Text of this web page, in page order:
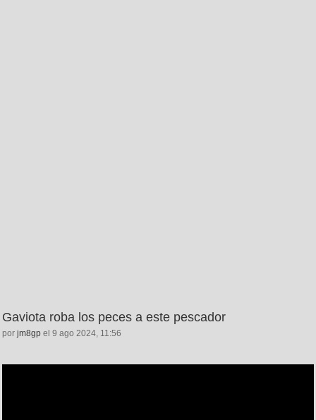
Gaviota roba los peces a este pescador
por jm8gp el 9 ago 2024, 11:56